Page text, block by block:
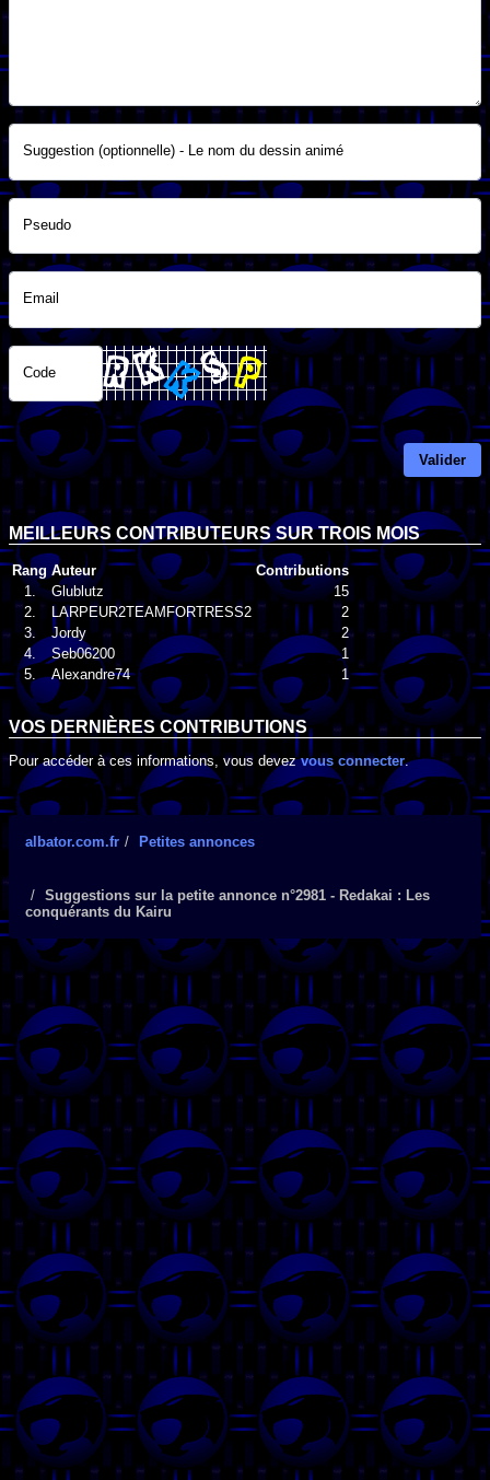
Suggestion (optionnelle) - Le nom du dessin animé
Pseudo
Email
Code
Valider
MEILLEURS CONTRIBUTEURS SUR TROIS MOIS
Rang Auteur
Contributions
1.
Glublutz
15
2.
LARPEUR2TEAMFORTRESS2
2
3.
Jordy
2
4.
Seb06200
1
5.
Alexandre74 1
VOS DERNIÈRES CONTRIBUTIONS
Pour accéder à ces informations, vous devezvous connecter.
albator.com.fr Petites annonces
Suggestions sur la petite annonce n°2981 - Redakai : Les
conquérants du Kairu